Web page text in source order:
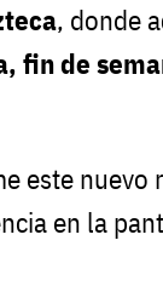
, donde
fin de
este nuevo
en la